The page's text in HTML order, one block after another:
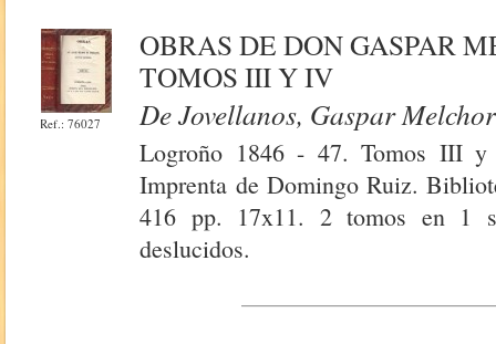
Ref.: 76027
OBRAS DE DON GASPAR
TOMOS III Y IV
De Jovellanos, Gaspar Melchor
Logroño 1846 - 47. Tomos III
Imprenta de Domingo Ruiz.
416 pp. 17x11. 2 tomos en 1
deslucidos.